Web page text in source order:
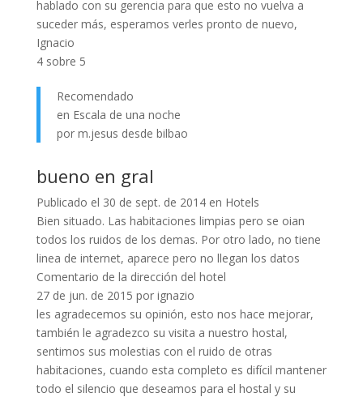
hablado con su gerencia para que esto no vuelva a
suceder más, esperamos verles pronto de nuevo,
Ignacio
4 sobre 5
Recomendado
en Escala de una noche
por m.jesus desde bilbao
bueno en gral
Publicado el 30 de sept. de 2014 en Hotels
Bien situado. Las habitaciones limpias pero se oian
todos los ruidos de los demas. Por otro lado, no tiene
linea de internet, aparece pero no llegan los datos
Comentario de la dirección del hotel
27 de jun. de 2015 por ignazio
les agradecemos su opinión, esto nos hace mejorar,
también le agradezco su visita a nuestro hostal,
sentimos sus molestias con el ruido de otras
habitaciones, cuando esta completo es difícil mantener
todo el silencio que deseamos para el hostal y su